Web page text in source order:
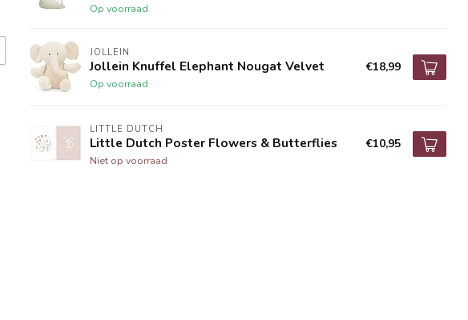
Op voorraad
JOLLEIN
Jollein Knuffel Elephant Nougat Velvet
Op voorraad
€18,99
LITTLE DUTCH
Little Dutch Poster Flowers & Butterflies
Niet op voorraad
€10,95